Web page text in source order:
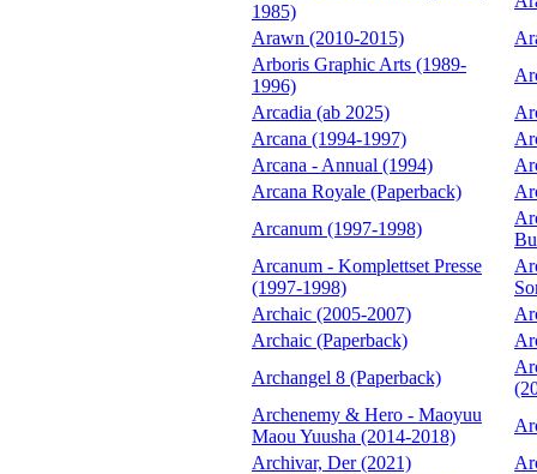
1985)
Arawn (2010-2015)
Arboris Graphic Arts (1989-
1996)
Arcadia (ab 2025)
Arcana (1994-1997)
Arcana - Annual (1994)
Arcana Royale (Paperback)
Arcanum (1997-1998)
Arcanum - Komplettset Presse
(1997-1998)
Archaic (2005-2007)
Archaic (Paperback)
Archangel 8 (Paperback)
Archenemy & Hero - Maoyuu
Maou Yuusha (2014-2018)
Archivar, Der (2021)